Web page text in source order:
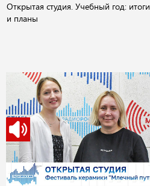
Открытая студия. Учебный год: итоги
и планы